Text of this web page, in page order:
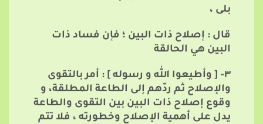
بلى ،
قال : إصلاح ذات البين ؛ فإن فساد ذات
البين هي الحالقة
٣- [ وأطيعوا الله و رسوله ] : أمر بالتقوى
والإصلاح ثم ردّهم إلى الطاعة المطلقة، و
وقوع إصلاح ذات البين بين التقوى والطاعة
يدل على أهمية الإصلاح وخطورته ، فلا تتم